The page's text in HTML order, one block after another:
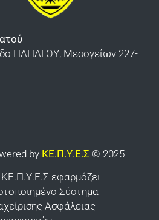
ΠΑΠΑΓΟΥ, Μεσογείων 227-
by ΚΕ.Π.Υ.Ε.Σ © 2025
εφαρμόζει
Σύστημα
Ασφάλειας